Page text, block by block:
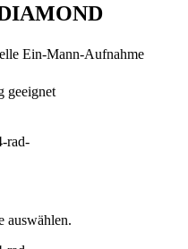
Ein-Mann-Aufnahme
geeignet
rad-
auswählen.